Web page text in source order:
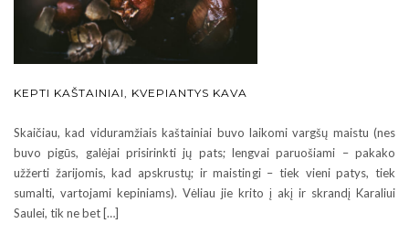
KEPTI KAŠTAINIAI, KVEPIANTYS KAVA
Skaičiau, kad viduramžiais kaštainiai buvo laikomi vargšų maistu (nes
buvo pigūs, galėjai prisirinkti jų pats; lengvai paruošiami – pakako
užžerti žarijomis, kad apskrustų; ir maistingi – tiek vieni patys, tiek
sumalti, vartojami kepiniams). Vėliau jie krito į akį ir skrandį Karaliui
Saulei, tik ne bet […]